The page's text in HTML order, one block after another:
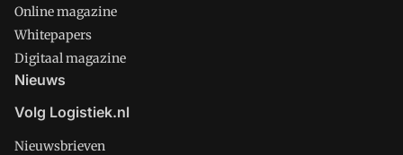
Online magazine
Whitepapers
Digitaal magazine
Nieuws
Volg Logistiek.nl
Nieuwsbrieven